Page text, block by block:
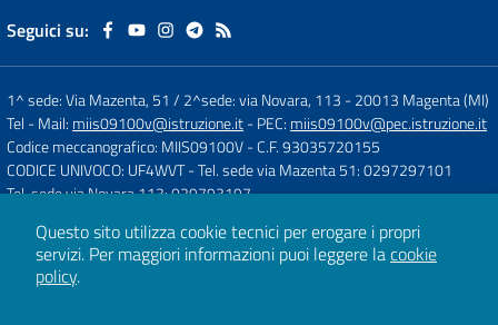
Seguici su:
1^ sede: Via Mazenta, 51 / 2^sede: via Novara, 113 -20013 Magenta (MI)
Tel - Mail: miis09100v@istruzione.it- PEC: miis09100v@pec.istruzione.it
Codice meccanografico: MIIS09100V- C.F. 93035720155
CODICE UNIVOCO: UF4WVT- Tel. sede via Mazenta 51: 0297297101
Tel. sede via Novara 113: 029793197
Concept & Design by
Designers Italia
Questo sito utilizza cookie tecnici per erogare i propri
servizi. Per maggiori informazioni puoi leggere lacookie
policy.